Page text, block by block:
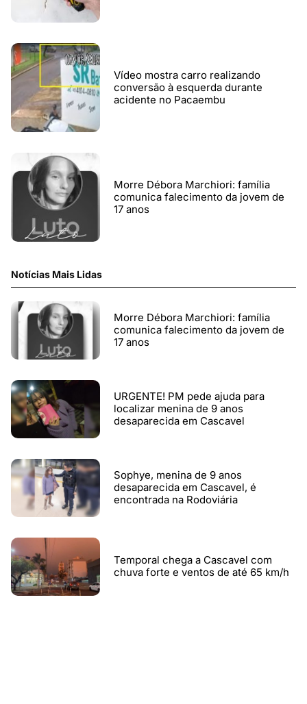
Vídeo mostra carro realizando
conversão à esquerda durante
acidente no Pacaembu
Morre Débora Marchiori: família
comunica falecimento da jovem de
17 anos
Notícias Mais Lidas
Morre Débora Marchiori: família
comunica falecimento da jovem de
17 anos
URGENTE! PM pede ajuda para
localizar menina de 9 anos
desaparecida em Cascavel
Sophye, menina de 9 anos
desaparecida em Cascavel, é
encontrada na Rodoviária
Temporal chega a Cascavel com
chuva forte e ventos de até 65 km/h